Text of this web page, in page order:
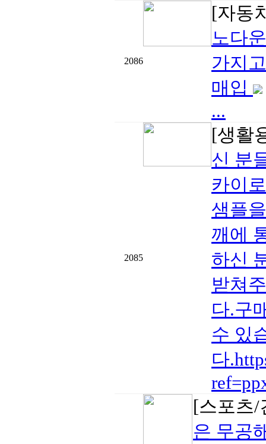
2086
[자동
노다
가지
매입
...
2085
[생활
신 분
카이
샘플
깨에
하신
받쳐
다.구
수 있
다
[스포츠
은 무공